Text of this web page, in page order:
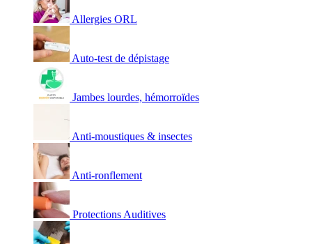
Allergies ORL
Auto-test de dépistage
Jambes lourdes, hémorroïdes
Anti-moustiques & insectes
Anti-ronflement
Protections Auditives